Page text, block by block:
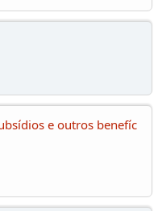
e outros benefíc